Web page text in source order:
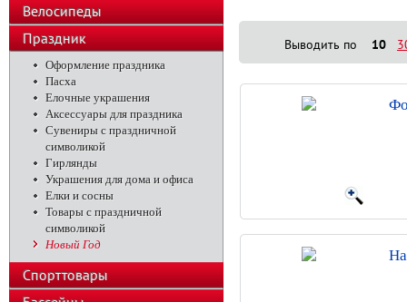
Велосипеды
Праздник
Оформление праздника
Пасха
Елочные украшения
Аксессуары для праздника
Сувениры с праздничной
символикой
Гирлянды
Украшения для дома и офиса
Елки и сосны
Товары с праздничной
символикой
Новый Год
Спорттовары
Выводить по 10